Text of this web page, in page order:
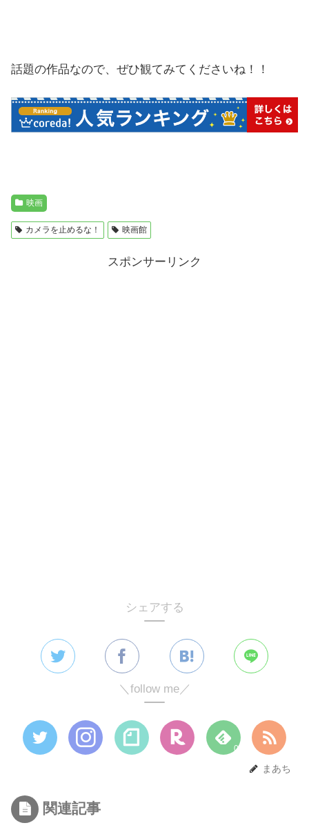
話題の作品なので、ぜひ観てみてくださいね！！
映画
カメラを止めるな！ 映画館
スポンサーリンク
シェアする
＼follow me／
0
まあち
関連記事